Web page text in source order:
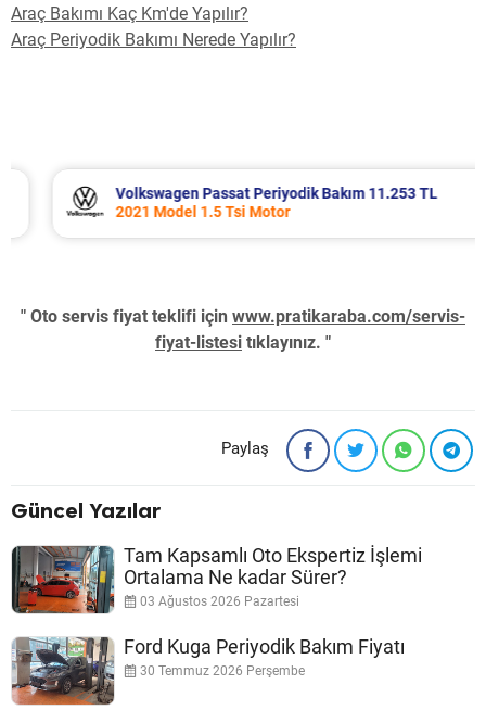
Araç Bakımı Kaç Km'de Yapılır?
Araç Periyodik Bakımı Nerede Yapılır?
Volkswagen Passat Periyodik Bakım 11.253 TL
2021 Model 1.5 Tsi Motor
" Oto servis fiyat teklifi için www.pratikaraba.com/servis-
fiyat-listesi tıklayınız. "
Paylaş
Güncel Yazılar
Tam Kapsamlı Oto Ekspertiz İşlemi
Ortalama Ne kadar Sürer?
03 Ağustos 2026 Pazartesi
Ford Kuga Periyodik Bakım Fiyatı
30 Temmuz 2026 Perşembe